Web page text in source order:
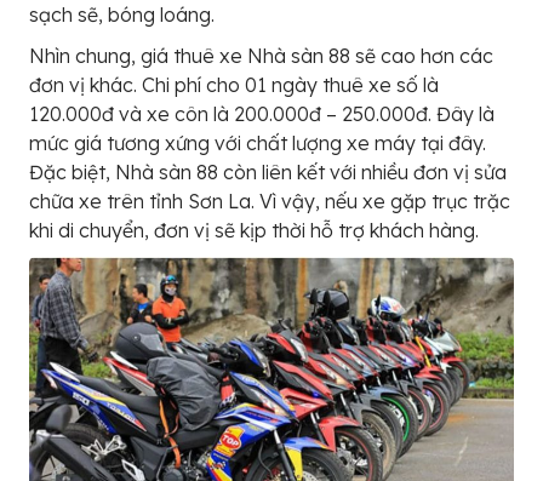
sạch sẽ, bóng loáng.
Nhìn chung, giá thuê xe Nhà sàn 88 sẽ cao hơn các
đơn vị khác. Chi phí cho 01 ngày thuê xe số là
120.000đ và xe côn là 200.000đ – 250.000đ. Đây là
mức giá tương xứng với chất lượng xe máy tại đây.
Đặc biệt, Nhà sàn 88 còn liên kết với nhiều đơn vị sửa
chữa xe trên tỉnh Sơn La. Vì vậy, nếu xe gặp trục trặc
khi di chuyển, đơn vị sẽ kịp thời hỗ trợ khách hàng.